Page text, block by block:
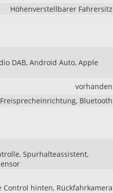
Höhenverstellbarer Fahrersitz
DAB, Android Auto, Apple
vorhanden
Freisprecheinrichtung, Bluetooth
Spurhalteassistent,
Control hinten, Rückfahrkamera